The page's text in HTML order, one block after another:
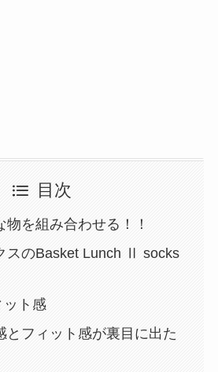
目次
物を組み合わせる！！
スのBasket Lunch Ⅱ socks
ット感
とフィット感が裏目に出た